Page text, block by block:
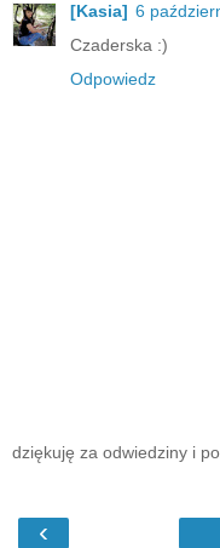
[Kasia] 6
Czaderska :)
Odpowiedz
dziękuję za odwiedziny i
‹